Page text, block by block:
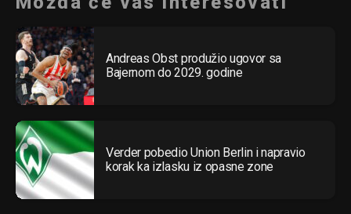
Andreas Obst produžio ugovor sa
Bajernom do 2029. godine
Verder pobedio Union Berlin i napravio
korak ka izlasku iz opasne zone